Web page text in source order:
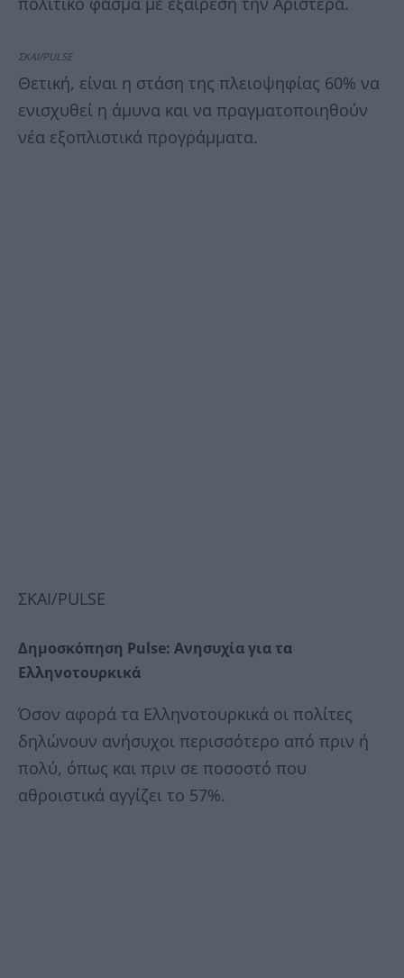
ΣΚΑΙ/PULSE
Θετική, είναι η στάση της πλειοψηφίας 60% να
ενισχυθεί η άμυνα και να πραγματοποιηθούν
νέα εξοπλιστικά προγράμματα.
ΣΚΑΙ/PULSE
Δημοσκόπηση Pulse: Ανησυχία για τα
Ελληνοτουρκικά
Όσον αφορά τα Ελληνοτουρκικά οι πολίτες
δηλώνουν ανήσυχοι περισσότερο από πριν ή
πολύ, όπως και πριν σε ποσοστό που
αθροιστικά αγγίζει το 57%.